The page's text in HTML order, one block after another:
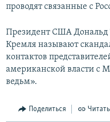
проводят связанные с
Президент США Дональд
Кремля называют
контактов
американской власти с
ведьм».
Поделиться